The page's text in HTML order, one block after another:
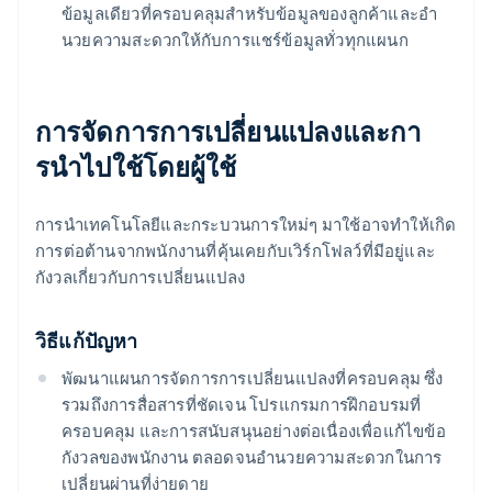
ข้อมูลเดียวที่ครอบคลุมสําหรับข้อมูลของลูกค้าและอํา
นวยความสะดวกให้กับการแชร์ข้อมูลทั่วทุกแผนก
การจัดการการเปลี่ยนแปลงและกา
รนําไปใช้โดยผู้ใช้
การนำเทคโนโลยีและกระบวนการใหม่ๆ มาใช้อาจทำให้เกิด
การต่อต้านจากพนักงานที่คุ้นเคยกับเวิร์กโฟลว์ที่มีอยู่และ
กังวลเกี่ยวกับการเปลี่ยนแปลง
วิธีแก้ปัญหา
พัฒนาแผนการจัดการการเปลี่ยนแปลงที่ครอบคลุม ซึ่ง
รวมถึงการสื่อสารที่ชัดเจน โปรแกรมการฝึกอบรมที่
ครอบคลุม และการสนับสนุนอย่างต่อเนื่องเพื่อแก้ไขข้อ
กังวลของพนักงาน ตลอดจนอำนวยความสะดวกในการ
เปลี่ยนผ่านที่ง่ายดาย